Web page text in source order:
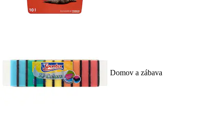
Domov a zábava